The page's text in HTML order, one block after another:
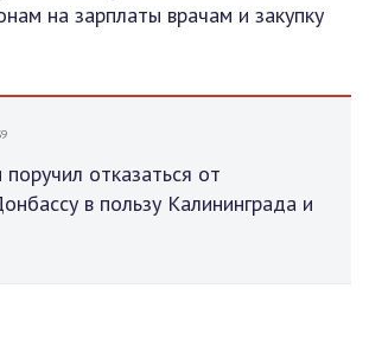
на зарплаты врачам и закупку
отказаться от
в пользу Калининграда и